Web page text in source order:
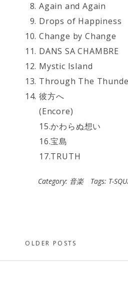
Again and Again
Drops of Happiness
Change by Change
DANS SA CHAMBRE
Mystic Island
Through The
彼方へ
(Encore)
15.かわらぬ想い
16.宝島
17.TRUTH
Category: 音楽 Tags: T-
Posts
navigation
OLDER POSTS